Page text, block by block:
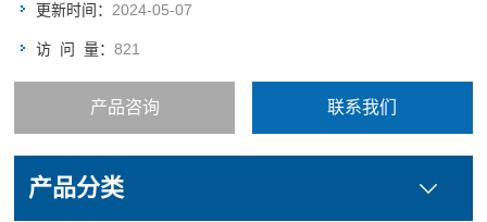
更新时间： 2024-05-07
访 问 量：821
产品咨询 联系我们
产品分类